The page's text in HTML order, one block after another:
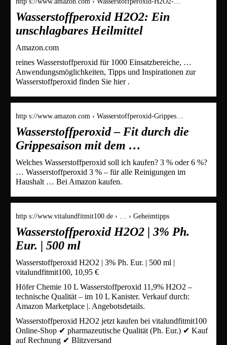
Wasserstoffperoxid H2O2: Ein
unschlagbares Heilmittel
Amazon.com
reines Wasserstoffperoxid für 1000 Einsatzbereiche, …
Anwendungsmöglichkeiten, Tipps und Inspirationen zur
Wasserstoffperoxid finden Sie hier .
http s://www.amazon.com › Wasserstoffperoxid-Grippes…
Wasserstoffperoxid – Fit durch die
Grippesaison mit dem …
Welches Wasserstoffperoxid soll ich kaufen? 3 % oder 6 %?
… Wasserstoffperoxid 3 % – für alle Reinigungen im
Haushalt … Bei Amazon kaufen.
http s://www.vitalundfitmit100.de › … › Geheimtipps
Wasserstoffperoxid H2O2 | 3% Ph.
Eur. | 500 ml
Wasserstoffperoxid H2O2 | 3% Ph. Eur. | 500 ml |
vitalundfitmit100, 10,95 €
Höfer Chemie 10 L Wasserstoffperoxid 11,9% H2O2 –
technische Qualität – im 10 L Kanister. Verkauf durch:
Amazon Marketplace |. Angebotsdetails.
Wasserstoffperoxid H2O2 jetzt kaufen bei vitalundfitmit100
Online-Shop ✔ pharmazeutische Qualität (Ph. Eur.) ✔ Kauf
auf Rechnung ✔ Blitzversand